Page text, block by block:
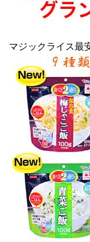
マジックライス最